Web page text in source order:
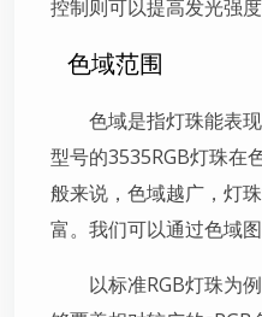
控制则可以提高发光强度
色域范围
色域是指灯珠能表
型号的3535RGB灯珠在
般来说，色域越广，灯
富。我们可以通过色域
以标准RGB灯珠为